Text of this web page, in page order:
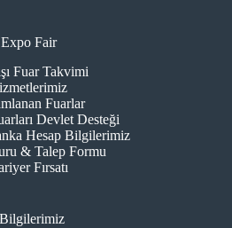
Fair
Fuar Takvimi
Fuarlar
Devlet Desteği
Hesap Bilgilerimiz
& Talep Formu
Fırsatı